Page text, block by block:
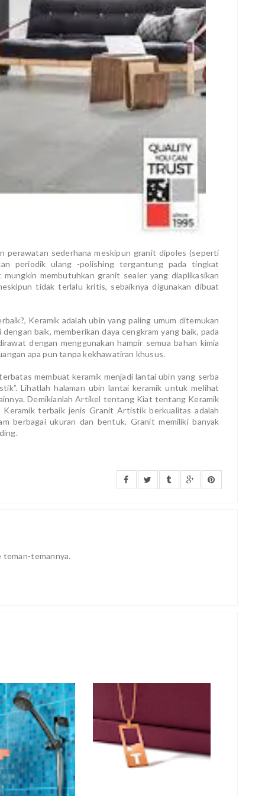
perawatan sederhana meskipun granit dipoles (seperti
periodik ulang -polishing tergantung pada tingkat
membutuhkan granit sealer yang diaplikasikan
tidak terlalu kritis, sebaiknya digunakan dibuat
Keramik adalah ubin yang paling umum ditemukan
baik, memberikan daya cengkram yang baik, pada
dengan menggunakan hampir semua bahan kimia
apa pun tanpa kekhawatiran khusus.
membuat keramik menjadi lantai ubin yang serba
Lihatlah halaman ubin lantai keramik untuk melihat
Demikianlah Artikel tentang Kiat tentang Keramik
terbaik jenis Granit Artistik berkualitas adalah
berbagai ukuran dan bentuk. Granit memiliki banyak
teman-temannya.